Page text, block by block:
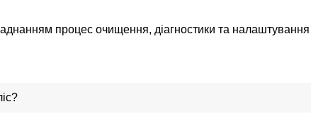
процес очищення, діагностики та налаштування